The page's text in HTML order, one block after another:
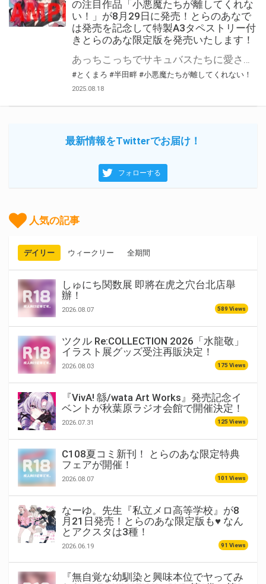
の注目作品「小悪魔たちが離してくれな
い！」が8月29日に発売！とらのあなで
は発売を記念して特製A3タペストリー付
きとらのあな限定版を発売いたします！
#とくまろ #半田畔 #小悪魔たちが離してくれない！
2025.08.18
最新情報をTwitterでお届け！
フォローする
人気の記事
デイリー ウィークリー 全期間
しゅにち関数展 即將在虎之穴台北店舉
辦！
2026.08.07 589 Views
ツクル Re:COLLECTION 2026「水龍敬」
イラスト展グッズ受注再販決定！
2026.08.03 175 Views
『VivA! 緜/wata Art Works』発売記念イ
ベントが秋葉原ラジオ会館で開催決定！
2026.07.31 125 Views
C108夏コミ新刊！ とらのあな限定特典
フェアが開催！
2026.08.07 101 Views
なーゆ。先生『私立メロ高等学校』が8
月21日発売！とらのあな限定版も♥ なん
とアクスタは3種！
2026.06.19 91 Views
『無自覚な幼馴染と興味本位でヤってみ